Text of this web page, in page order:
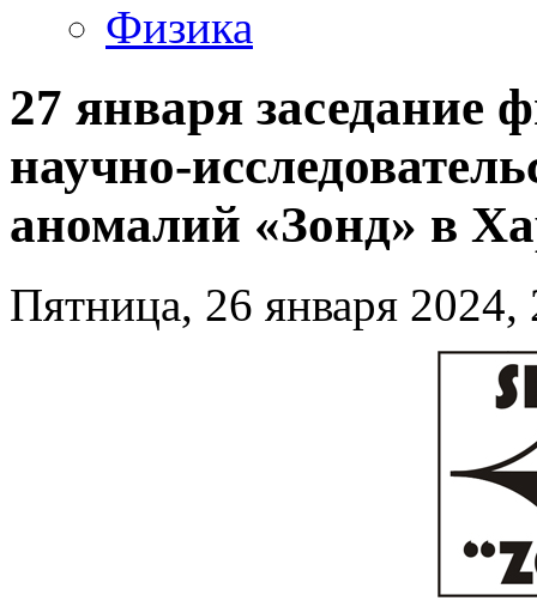
Физика
27 января заседание
научно-
аномалий «Зонд» в
Пятница, 26 января 2024,